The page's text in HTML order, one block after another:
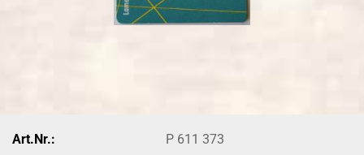
Art.Nr.:
P 611 373